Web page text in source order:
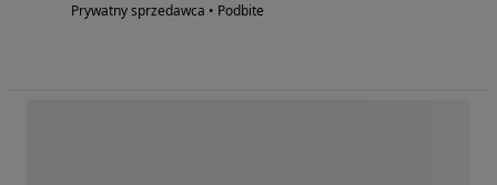
Prywatny sprzedawca • Podbite